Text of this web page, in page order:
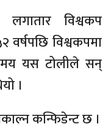
विश्वकप
विश्वकपमा
यस टोलीले सन्
।
कन्फिडेन्ट छ ।